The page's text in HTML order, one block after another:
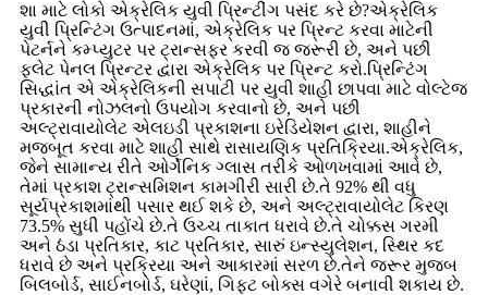
શા માટે લોકો એક્રેલિક યુવી પ્રિન્ટીંગ પસંદ કરે છે?એક્રેલિક
યુવી પ્રિન્ટિંગ ઉત્પાદનમાં, એક્રેલિક પર પ્રિન્ટ કરવા માટેની
પેટર્નને કમ્પ્યુટર પર ટ્રાન્સફર કરવી જ જરૂરી છે, અને પછી
ફ્લેટ પેનલ પ્રિન્ટર દ્વારા એક્રેલિક પર પ્રિન્ટ કરો.પ્રિન્ટિંગ
સિદ્ધાંત એ એક્રેલિકની સપાટી પર યુવી શાહી છાપવા માટે વોલ્ટેજ
પ્રકારની નોઝલનો ઉપયોગ કરવાનો છે, અને પછી
અલ્ટ્રાવાયોલેટ એલઇડી પ્રકાશના ઇરેડિયેશન દ્વારા, શાહીને
મજબૂત કરવા માટે શાહી સાથે રાસાયણિક પ્રતિક્રિયા.એક્રેલિક,
જેને સામાન્ય રીતે ઓર્ગેનિક ગ્લાસ તરીકે ઓળખવામાં આવે છે,
તેમાં પ્રકાશ ટ્રાન્સમિશન કામગીરી સારી છે.તે 92% થી વધુ
સૂર્યપ્રકાશમાંથી પસાર થઈ શકે છે, અને અલ્ટ્રાવાયોલેટ કિરણ
73.5% સુધી પહોંચે છે.તે ઉચ્ચ તાકાત ધરાવે છે.તે ચોક્કસ ગરમી
અને ઠંડા પ્રતિકાર, કાટ પ્રતિકાર, સારું ઇન્સ્યુલેશન, સ્થિર કદ
ધરાવે છે અને પ્રક્રિયા અને આકારમાં સરળ છે.તેને જરૂર મુજબ
બિલબોર્ડ, સાઈનબોર્ડ, ઘરેણાં, ગિફ્ટ બોક્સ વગેરે બનાવી શકાય છે.